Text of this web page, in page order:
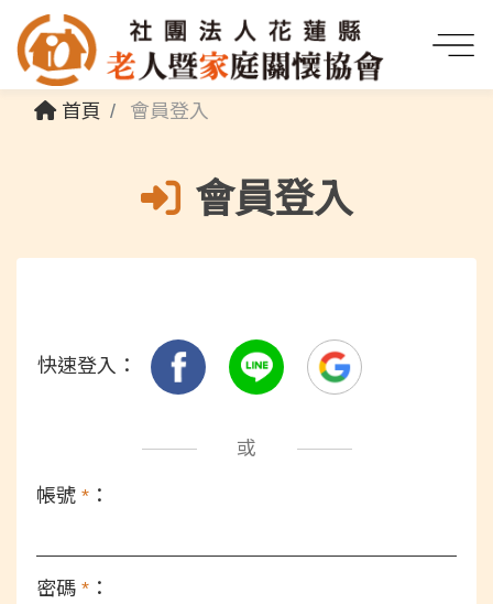
首頁 會員登入
會員登入
快速登入：
或
帳號 * ：
密碼 * ：